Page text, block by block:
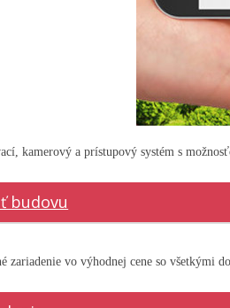
kamerový a prístupový systém s
budovu
zariadenie vo výhodnej cene so všetkými